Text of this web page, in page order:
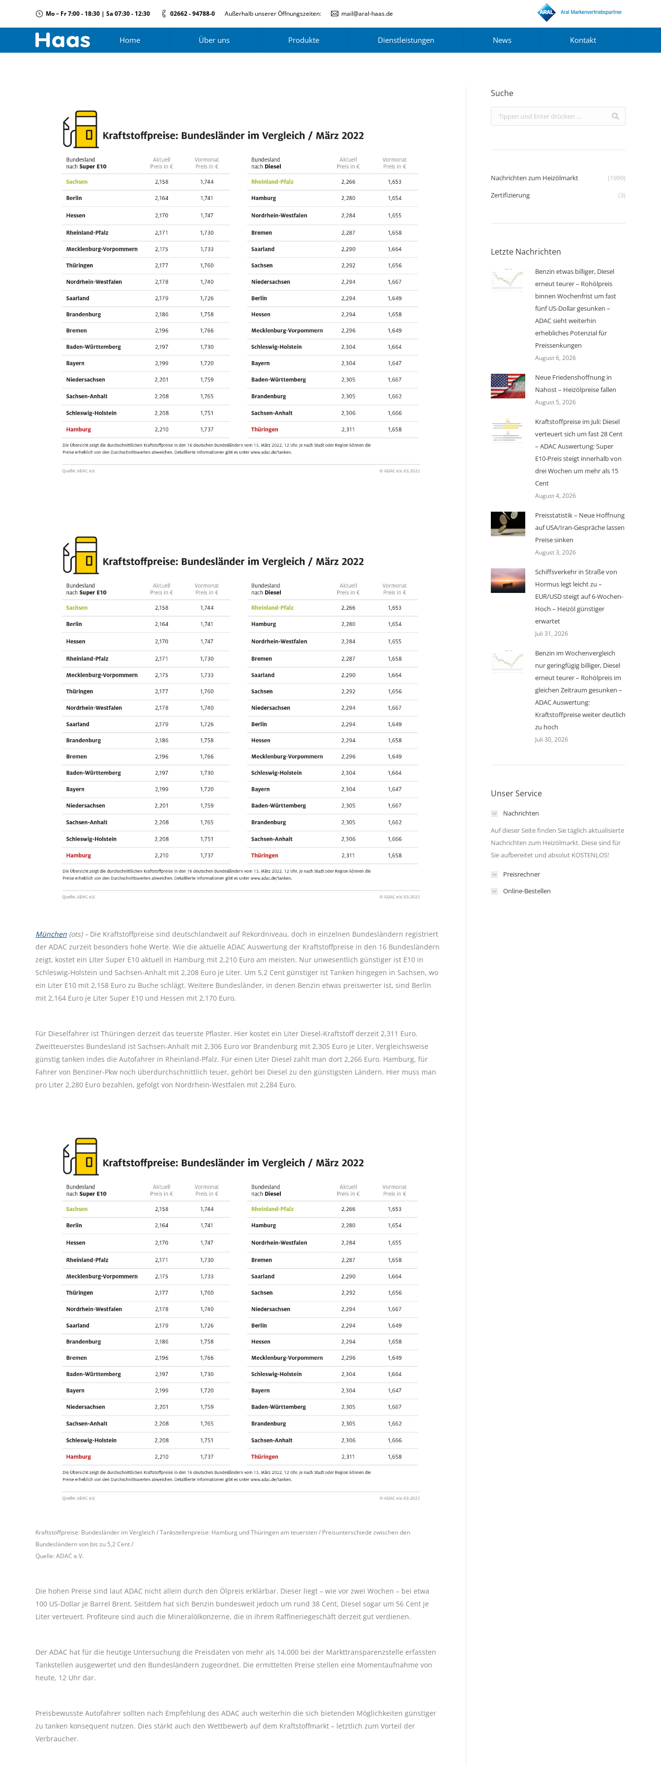
Mo – Fr 7:00 - 18:30 | Sa 07:30 - 12:30 02662 - 94788-0 Außerhalb unserer Öffnungszeiten: mail@aral-haas.de
Home Über uns Produkte Dienstleistungen News Kontakt
München (ots) – Die Kraftstoffpreise sind deutschlandweit auf Rekordniveau, doch in einzelnen Bundesländern registriert
der ADAC zurzeit besonders hohe Werte. Wie die aktuelle ADAC Auswertung der Kraftstoffpreise in den 16 Bundesländern
zeigt, kostet ein Liter Super E10 aktuell in Hamburg mit 2,210 Euro am meisten. Nur unwesentlich günstiger ist E10 in
Schleswig-Holstein und Sachsen-Anhalt mit 2,208 Euro je Liter. Um 5,2 Cent günstiger ist Tanken hingegen in Sachsen, wo
ein Liter E10 mit 2,158 Euro zu Buche schlägt. Weitere Bundesländer, in denen Benzin etwas preiswerter ist, sind Berlin
mit 2,164 Euro je Liter Super E10 und Hessen mit 2,170 Euro.
Für Dieselfahrer ist Thüringen derzeit das teuerste Pflaster. Hier kostet ein Liter Diesel-Kraftstoff derzeit 2,311 Euro.
Zweitteuerstes Bundesland ist Sachsen-Anhalt mit 2,306 Euro vor Brandenburg mit 2,305 Euro je Liter. Vergleichsweise
günstig tanken indes die Autofahrer in Rheinland-Pfalz. Für einen Liter Diesel zahlt man dort 2,266 Euro. Hamburg, für
Fahrer von Benziner-Pkw noch überdurchschnittlich teuer, gehört bei Diesel zu den günstigsten Ländern. Hier muss man
pro Liter 2,280 Euro bezahlen, gefolgt von Nordrhein-Westfalen mit 2,284 Euro.
Kraftstoffpreise: Bundesländer im Vergleich / Tankstellenpreise: Hamburg und Thüringen am teuersten / Preisunterschiede zwischen den
Bundesländern von bis zu 5,2 Cent /
Quelle: ADAC e.V.
Die hohen Preise sind laut ADAC nicht allein durch den Ölpreis erklärbar. Dieser liegt – wie vor zwei Wochen – bei etwa
100 US-Dollar je Barrel Brent. Seitdem hat sich Benzin bundesweit jedoch um rund 38 Cent, Diesel sogar um 56 Cent je
Liter verteuert. Profiteure sind auch die Mineralölkonzerne, die in ihrem Raffineriegeschäft derzeit gut verdienen.
Der ADAC hat für die heutige Untersuchung die Preisdaten von mehr als 14.000 bei der Markttransparenzstelle erfassten
Tankstellen ausgewertet und den Bundesländern zugeordnet. Die ermittelten Preise stellen eine Momentaufnahme von
heute, 12 Uhr dar.
Preisbewusste Autofahrer sollten nach Empfehlung des ADAC auch weiterhin die sich bietenden Möglichkeiten günstiger
zu tanken konsequent nutzen. Dies stärkt auch den Wettbewerb auf dem Kraftstoffmarkt – letztlich zum Vorteil der
Verbraucher.
Suche
Search:
Nachrichten zum Heizölmarkt
(1999)
Zertifizierung
(3)
Letzte Nachrichten
Benzin etwas billiger, Diesel
erneut teurer – Rohölpreis
binnen Wochenfrist um fast
fünf US-Dollar gesunken –
ADAC sieht weiterhin
erhebliches Potenzial für
Preissenkungen
August 6, 2026
Neue Friedenshoffnung in
Nahost – Heizölpreise fallen
August 5, 2026
Kraftstoffpreise im Juli: Diesel
verteuert sich um fast 28 Cent
– ADAC Auswertung: Super
E10-Preis steigt innerhalb von
drei Wochen um mehr als 15
Cent
August 4, 2026
Preisstatistik – Neue Hoffnung
auf USA/Iran-Gespräche lassen
Preise sinken
August 3, 2026
Schiffsverkehr in Straße von
Hormus legt leicht zu –
EUR/USD steigt auf 6-Wochen-
Hoch – Heizöl günstiger
erwartet
Juli 31, 2026
Benzin im Wochenvergleich
nur geringfügig billiger, Diesel
erneut teurer – Rohölpreis im
gleichen Zeitraum gesunken –
ADAC Auswertung:
Kraftstoffpreise weiter deutlich
zu hoch
Juli 30, 2026
Unser Service
Nachrichten
Auf dieser Seite finden Sie täglich aktualisierte
Nachrichten zum Heizölmarkt. Diese sind für
Sie aufbereitet und absolut KOSTENLOS!
Preisrechner
Online-Bestellen